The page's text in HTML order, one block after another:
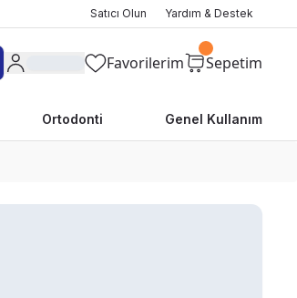
Satıcı Olun Yardım & Destek
Favorilerim Sepetim
Ortodonti Genel Kullanım